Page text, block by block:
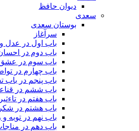
دیوان حافظ
سعدی
بوستان سعدی
سرآغاز
باب اول در عدل و تدبیر
باب دوم در احسان
باب سوم در عشق و
باب چهارم در تواضع
باب پنجم در باب تسلیم
باب ششم در قناعت
باب هفتم در تاءثیر تربیت
باب هشتم در شکر بر
باب نهم در توبه و راه
باب دهم در مناجات و